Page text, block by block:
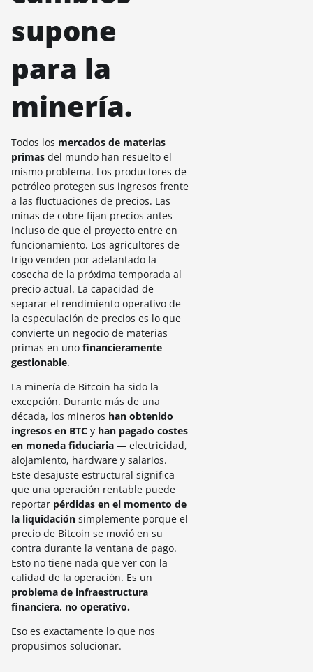
supone
para la
minería.
Todos los mercados de materias
primas del mundo han resuelto el
mismo problema. Los productores de
petróleo protegen sus ingresos frente
a las fluctuaciones de precios. Las
minas de cobre fijan precios antes
incluso de que el proyecto entre en
funcionamiento. Los agricultores de
trigo venden por adelantado la
cosecha de la próxima temporada al
precio actual. La capacidad de
separar el rendimiento operativo de
la especulación de precios es lo que
convierte un negocio de materias
primas en uno financieramente
gestionable.
La minería de Bitcoin ha sido la
excepción. Durante más de una
década, los mineros han obtenido
ingresos en BTC y han pagado costes
en moneda fiduciaria — electricidad,
alojamiento, hardware y salarios.
Este desajuste estructural significa
que una operación rentable puede
reportar pérdidas en el momento de
la liquidación simplemente porque el
precio de Bitcoin se movió en su
contra durante la ventana de pago.
Esto no tiene nada que ver con la
calidad de la operación. Es un
problema de infraestructura
financiera, no operativo.
Eso es exactamente lo que nos
propusimos solucionar.